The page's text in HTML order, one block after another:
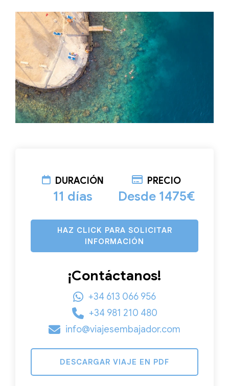
DURACIÓN
11 días
PRECIO
Desde 1475€
HAZ CLICK PARA SOLICITAR
INFORMACIÓN
¡Contáctanos!
+34 613 066 956
+34 981 210 480
info@viajesembajador.com
DESCARGAR VIAJE EN PDF